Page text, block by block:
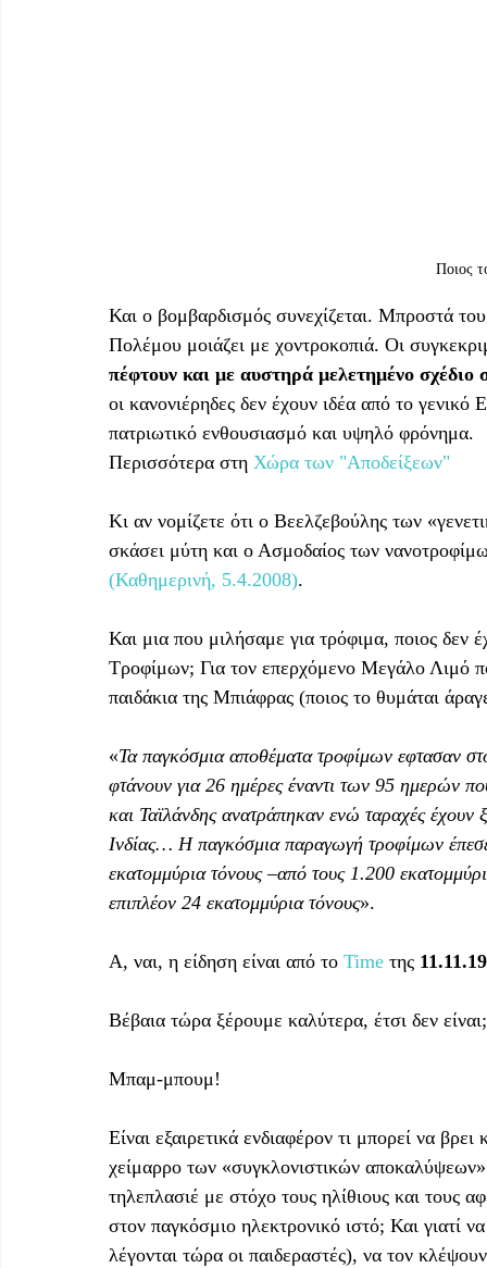
Ποιος
Και ο βομβαρδισμός συνεχίζεται. Μπροστά
Πολέμου μοιάζει με χοντροκοπιά. Οι
πέφτουν και με αυστηρά μελετημένο σχέδιο
οι κανονιέρηδες δεν έχουν ιδέα από το γενικό
πατριωτικό ενθουσιασμό και υψηλό φρόνημα.
Περισσότερα στη Χώρα των "Αποδείξεων"
Κι αν νομίζετε ότι ο Βεελζεβούλης των
σκάσει μύτη και ο Ασμοδαίος των
(Καθημερινή, 5.4.2008).
Και μια που μιλήσαμε για τρόφιμα, ποιος δεν
Τροφίμων; Για τον επερχόμενο Μεγάλο Λιμό
παιδάκια της Μπιάφρας (ποιος το θυμάται
«Τα παγκόσμια αποθέματα τροφίμων εφτασαν
φτάνουν για 26 ημέρες έναντι των 95 ημερών
και Ταϊλάνδης ανατράπηκαν ενώ ταραχές έχουν
Ινδίας… Η παγκόσμια παραγωγή τροφίμων
εκατομμύρια τόνους –από τους 1.200
επιπλέον 24 εκατομμύρια τόνους».
Α, ναι, η είδηση είναι από το Time της
Βέβαια τώρα ξέρουμε καλύτερα, έτσι δεν είναι;
Μπαμ-μπουμ!
Είναι εξαιρετικά ενδιαφέρον τι μπορεί να
χείμαρρο των «συγκλονιστικών
τηλεπλασιέ με στόχο τους ηλίθιους και τους
στον παγκόσμιο ηλεκτρονικό ιστό; Και γιατί
λέγονται τώρα οι παιδεραστές), να τον